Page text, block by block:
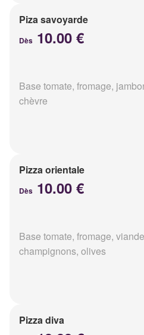
Piza savoyarde
Dès 10.00 €
Base tomate, fromage,
chèvre
Pizza orientale
Dès 10.00 €
Base tomate, fromage,
champignons, olives
Pizza diva